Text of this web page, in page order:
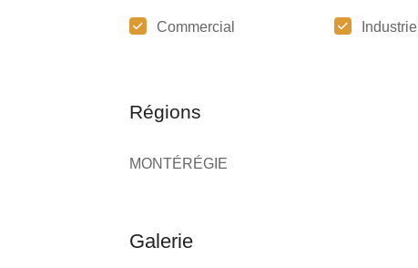
Commercial Industriel
Régions
MONTÉRÉGIE